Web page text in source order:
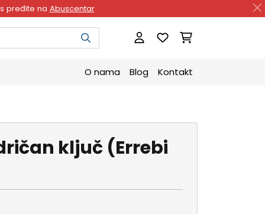
pređite na Abuscentar
O nama Blog Kontakt
ključ (Errebi